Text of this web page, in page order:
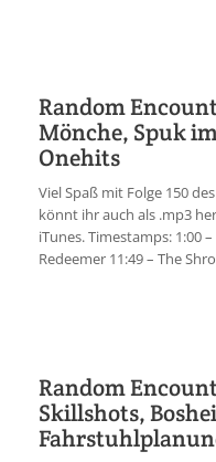
Random
Mönche, Spuk
Onehits
Viel Spaß mit Folge 150
könnt ihr auch als .mp3
iTunes. Timestamps: 1:00
Redeemer 11:49 – The
Random
Skillshots,